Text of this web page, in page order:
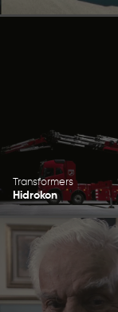
Transformers
Hidrokon